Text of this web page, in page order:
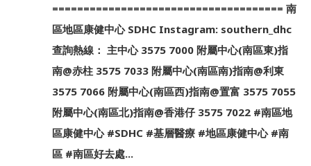
===================================== 南
區地區康健中心 SDHC Instagram: southern_dhc
查詢熱線： 主中心 3575 7000 附屬中心(南區東)指
南@赤柱 3575 7033 附屬中心(南區南)指南@利東
3575 7066 附屬中心(南區西)指南@置富 3575 7055
附屬中心(南區北)指南@香港仔 3575 7022 #南區地
區康健中心 #SDHC #基層醫療 #地區康健中心 #南
區 #南區好去處...